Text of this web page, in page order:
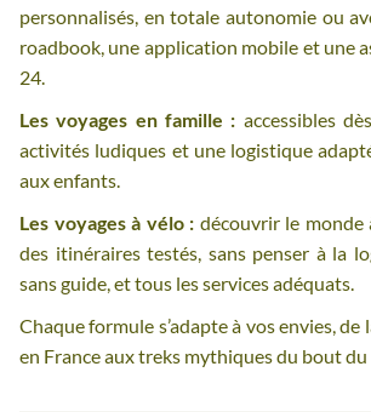
personnalisés, en totale autonomie ou
roadbook, une application mobile et une
24.
Les voyages en famille : accessibles
activités ludiques et une logistique
aux enfants.
Les voyages à vélo : découvrir le monde
des itinéraires testés, sans penser à la
sans guide, et tous les services adéquats.
Chaque formule s’adapte à vos envies,
en France aux treks mythiques du bout du